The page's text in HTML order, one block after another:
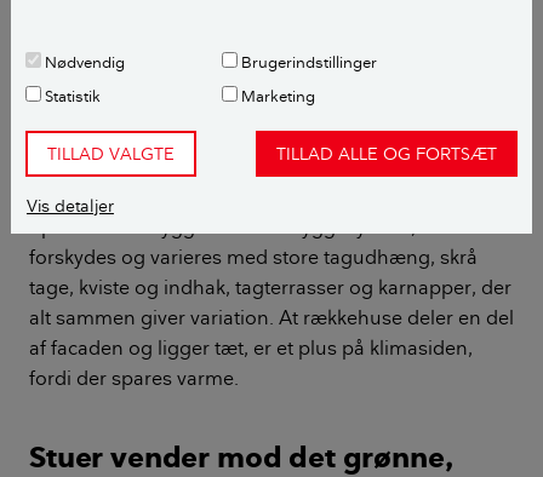
Nødvendig
Brugerindstillinger
Statistik
Marketing
TILLAD VALGTE TILLAD ALLE OG FORTSÆT
Vis detaljer
I dag er træbaserede boksmoduler en almindelig
måde at bygge rækkehuse på, fordi det er effektivt og
økonomisk.
Arkitekt Elena Astrid Rojas og kollegerne på
Vandkunsten forsøger dog at tænke ud af boksen, og
forskydes og varieres med store tagudhæng, skrå
tage, kviste og indhak, tagterrasser og karnapper, der
alt sammen giver variation. At rækkehuse deler en del
af facaden og ligger tæt, er et plus på klimasiden,
fordi der spares varme.
Stuer vender mod det grønne,